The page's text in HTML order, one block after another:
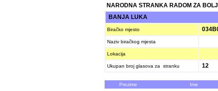
NARODNA STRANKA RADOM ZA
BANJA LUKA
Biračko mjesto
Naziv biračkog mjesta
Lokacija
Ukupan broj glasova za stranku 12
Prezime Ime